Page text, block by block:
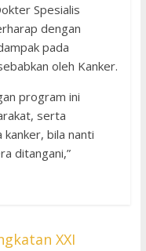
Spesialis
dengan
pada
oleh Kanker.
program ini
serta
bila nanti
ditangani,”
XXI